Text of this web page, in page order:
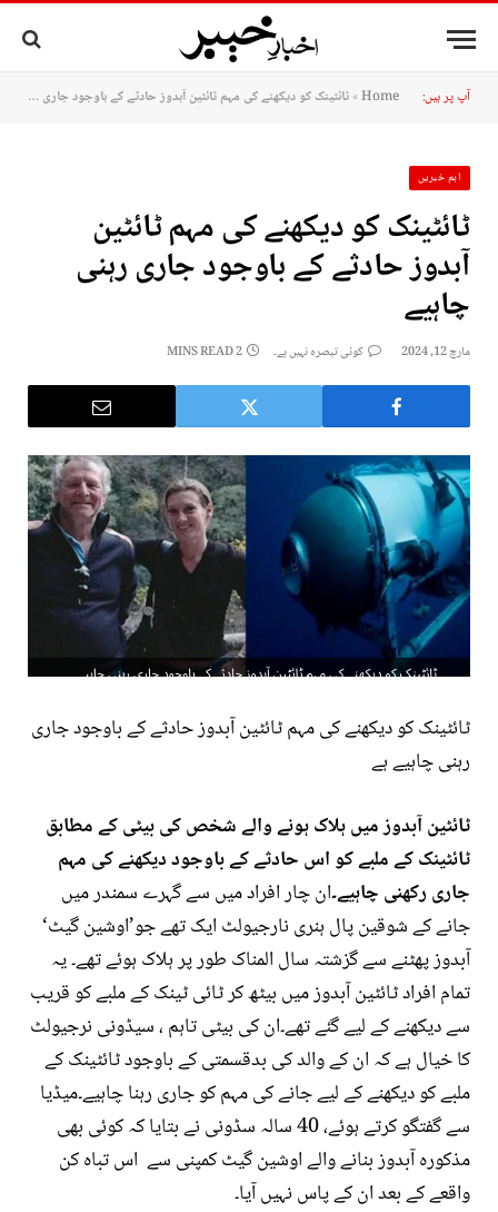
آپ پر ہیں: Home
»ٹائٹینک کو دیکھنے کی مہم ٹائٹین آبدوز حادثے کے باوجود جاری رہنی چاہیے
اہم خبریں
ٹائٹینک کو دیکھنے کی مہم ٹائٹین
آبدوز حادثے کے باوجود جاری رہنی
چاہیے
مارچ 12, 2024 کوئی تبصرہ نہیں ہے۔ 2 MINS READ
ٹائٹینک کو دیکھنے کی مہم ٹائٹین آبدوز حادثے کے باوجود جاری
رہنی چاہیے ہے
ٹائٹین آبدوز میں ہلاک ہونے والے شخص کی بیٹی کے مطابق
ٹائٹینک کے ملبے کو اس حادثے کے باوجود دیکھنے کی مہم
جاری رکھنی چاہیے۔ان چار افراد میں سے گہرے سمندر میں
جانے کے شوقین پال ہنری نارجیولٹ ایک تھے جو’اوشین گیٹ‘
آبدوز پھٹنے سے گزشتہ سال المناک طور پر ہلاک ہوئے تھے۔ یہ
تمام افراد ٹائٹین آبدوز میں بیٹھ کر ٹائی ٹینک کے ملبے کو قریب
سے دیکھنے کے لیے گئے تھے۔ان کی بیٹی تاہم ، سیڈونی نرجیولٹ
کا خیال ہے کہ ان کے والد کی بدقسمتی کے باوجود ٹائٹینک کے
ملبے کو دیکھنے کے لیے جانے کی مہم کو جاری رہنا چاہیے۔میڈیا
سے گفتگو کرتے ہوئے، 40 سالہ سڈونی نے بتایا کہ کوئی بھی
مذکورہ آبدوز بنانے والے اوشین گیٹ کمپنی سے اس تباہ کن
واقعے کے بعد ان کے پاس نہیں آیا۔